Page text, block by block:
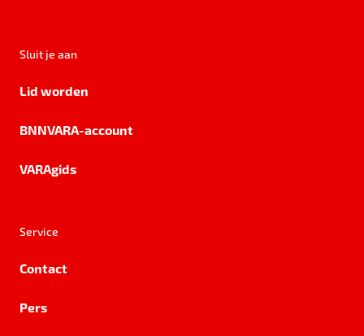
Sluit je aan
Lid worden
BNNVARA-account
VARAgids
Service
Contact
Pers